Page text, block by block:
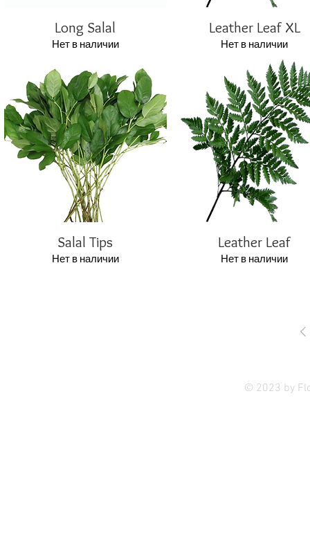
Long Salal
Нет в наличии
Leather Leaf XL
Нет в наличии
Salal Tips
Нет в наличии
Leather Leaf
Нет в наличии
© 2023 by